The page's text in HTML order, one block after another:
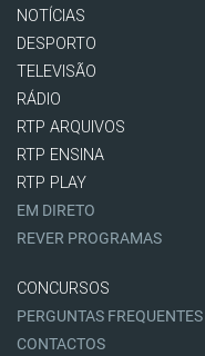
NOTÍCIAS
DESPORTO
TELEVISÃO
RÁDIO
RTP ARQUIVOS
RTP ENSINA
RTP PLAY
EM DIRETO
REVER PROGRAMAS
CONCURSOS
PERGUNTAS FREQUENTES
CONTACTOS